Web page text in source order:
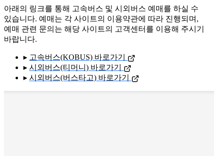
아래의 링크를 통해 고속버스 및 시외버스 예매를 하실 수
있습니다. 예매는 각 사이트의 이용약관에 따라 진행되며,
예매 관련 문의는 해당 사이트의 고객센터를 이용해 주시기
바랍니다.
▸ 고속버스(KOBUS) 바로가기
▸ 시외버스(티머니) 바로가기
▸ 시외버스(버스타고) 바로가기